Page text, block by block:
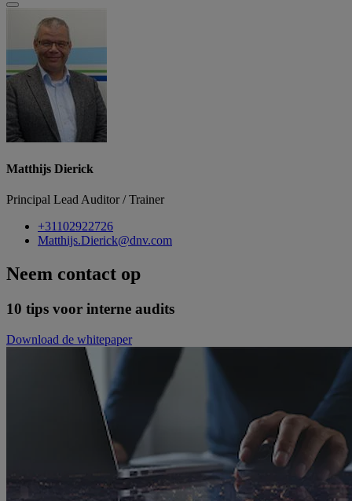
Matthijs Dierick
Principal Lead Auditor / Trainer
+31102922726
Matthijs.Dierick@dnv.com
Neem contact op
10 tips voor interne audits
Download de whitepaper